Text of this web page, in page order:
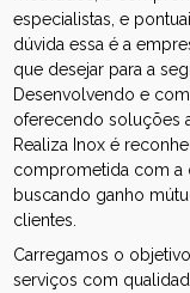
especialistas, e
dúvida essa é a
que desejar para a
Desenvolvendo e
oferecendo soluções
Realiza Inox é
comprometida com a
buscando ganho
clientes.
Carregamos o
serviços com